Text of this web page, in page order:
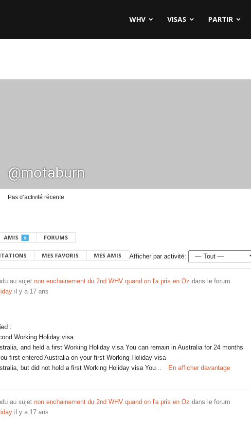
WHV VISAS PARTIR
@motaburn
Pas d’activité récente
AMIS 0 FORUMS
MES FAVORIS MES AMIS Afficher par activité:
au sujet non enchainement du 2nd WHV quand on l'a pris en Oz dans le forum
il y a 17 ans
:
Working Holiday visa
and held a first Working Holiday visa You can remain in Australia for 24 months
first entered Australia on your first Working Holiday visa
but did not hold a first Working Holiday visa You…
En afficher davantage
au sujet non enchainement du 2nd WHV quand on l'a pris en Oz dans le forum
il y a 17 ans